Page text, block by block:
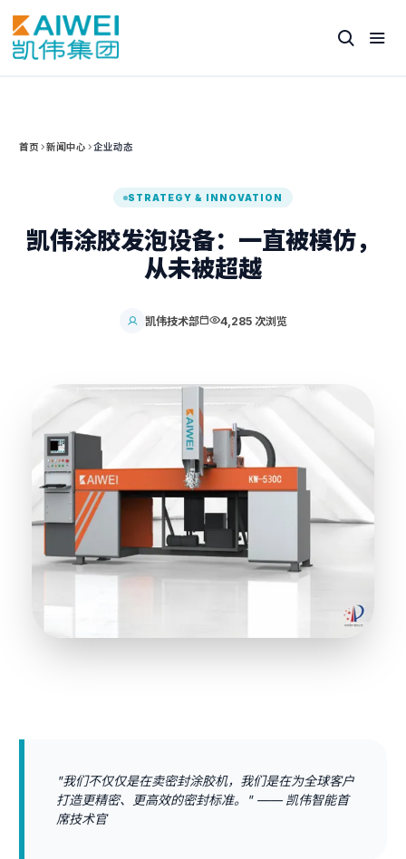
首页 新闻中心 企业动态
STRATEGY & INNOVATION
凯伟涂胶发泡设备：一直被模仿，
从未被超越
凯伟技术部 4,285 次浏览
"我们不仅仅是在卖密封涂胶机，我们是在为全球客户
打造更精密、更高效的密封标准。" —— 凯伟智能首
席技术官